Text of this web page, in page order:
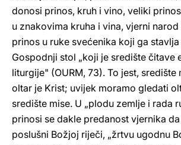
donosi prinos, kruh i vino, veliki
u znakovima kruha i vina, vjerni
prinos u ruke svećenika koji ga
Gospodnji stol „koji je središte čitave
liturgije" (OURM, 73). To jest, središte
oltar je Krist; uvijek moramo gledati
središte mise. U „plodu zemlje i rada
prinosi se dakle predanost vjernika
poslušni Božjoj riječi, „žrtvu ugodnu